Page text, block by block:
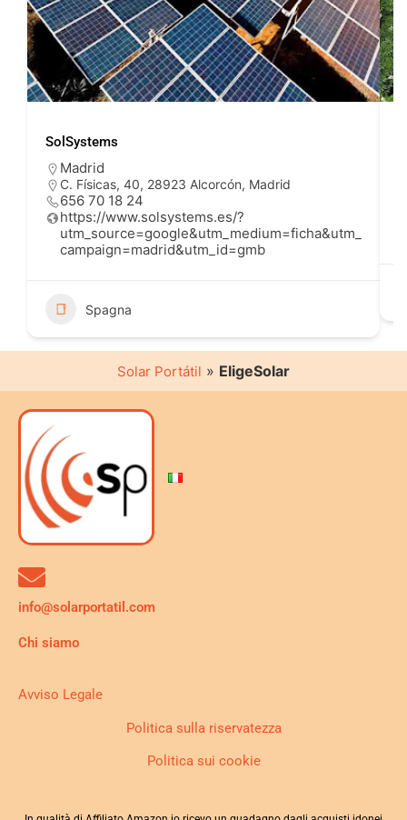
SolSystems
Madrid
C. Físicas, 40, 28923 Alcorcón, Madrid
656 70 18 24
https://www.solsystems.es/?
utm_source=google&utm_medium=ficha&utm_
campaign=madrid&utm_id=gmb
Spagna
Solar Portátil » EligeSolar
info@solarportatil.com
Chi siamo
Avviso Legale
Politica sulla riservatezza
Politica sui cookie